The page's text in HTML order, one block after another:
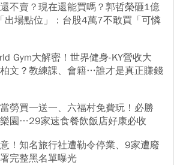
不賣？現在還能買嗎？郭哲榮砸1億
場點位」：台股4萬7不敢買「可憐
Gym大解密！世界健身-KY營收大
文？教練課、會籍…誰才是真正賺錢
勞買一送一、六福村免費玩！必勝
園…29家速食餐飲飯店好康必收
！知名旅行社遭勒令停業、9家遭廢
完整黑名單曝光